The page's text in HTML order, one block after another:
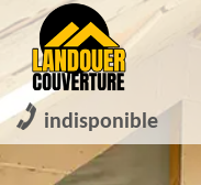
indisponible